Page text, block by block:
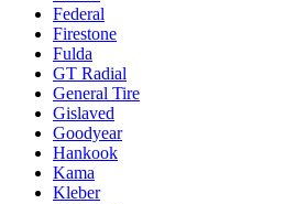
Federal
Firestone
Fulda
GT Radial
General Tire
Gislaved
Goodyear
Hankook
Kama
Kleber